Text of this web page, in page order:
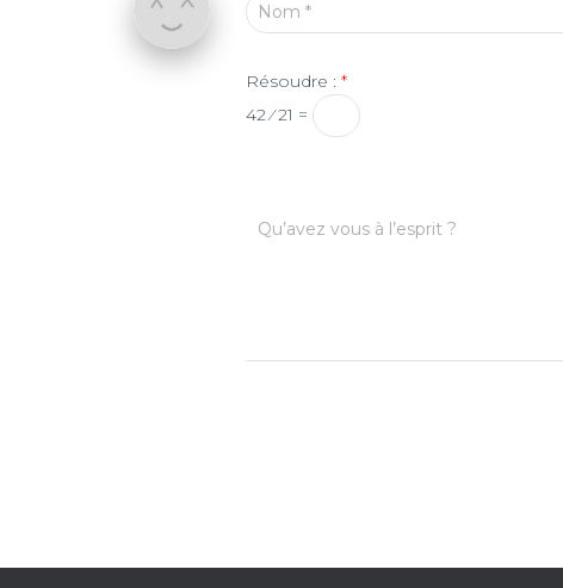
Nom *
Résoudre : *
42 ⁄ 21 =
Qu’avez vous à l’esprit ?